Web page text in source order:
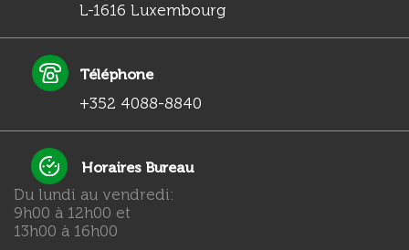
L-1616 Luxembourg
Téléphone
+352 4088-8840
Horaires Bureau
Du lundi au vendredi:
9h00 à 12h00 et
13h00 à 16h00